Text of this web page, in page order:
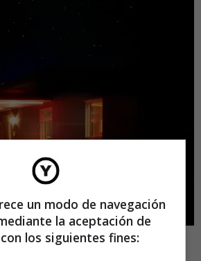
un modo de navegación
la aceptación de
los siguientes fines: